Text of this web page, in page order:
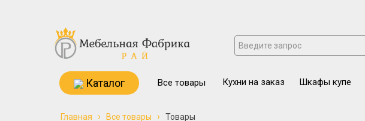
Кухни на заказ
Шкафы купе
Все товары
Каталог
Главная › Все товары › Товары